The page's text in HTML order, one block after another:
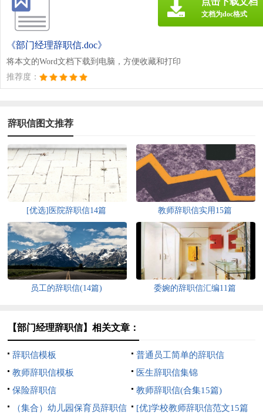
《部门经理辞职信.doc》
将本文的Word文档下载到电脑，方便收藏和打印
推荐度：
文档为doc格式
辞职信图文推荐
[优选]医院辞职信14篇 教师辞职信实用15篇
员工的辞职信(14篇) 委婉的辞职信汇编11篇
【部门经理辞职信】相关文章：
辞职信模板
普通员工简单的辞职信
教师辞职信模板
医生辞职信集锦
保险辞职信
教师辞职信(合集15篇)
（集合）幼儿园保育员辞职信
[优]学校教师辞职信范文15篇